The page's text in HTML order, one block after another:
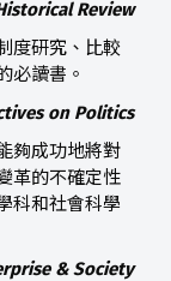
Review
度研究、比較
必讀書。
on Politics
夠成功地將對
革的不確定性
科和社會科學
& Society